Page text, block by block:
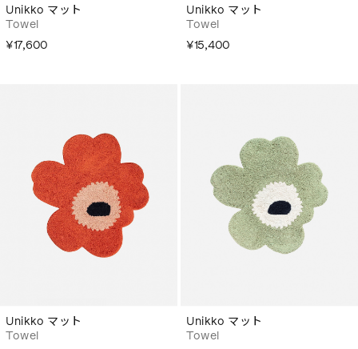
Unikko マット
Towel
¥17,600
Unikko マット
Towel
¥15,400
Unikko マット
Towel
Unikko マット
Towel